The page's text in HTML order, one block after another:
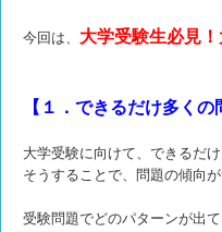
今回は、 大学受験生必見
【１．できるだけ多くの
大学受験に向けて、できるだ
そうすることで、問題の傾向
受験問題でどのパターンが出